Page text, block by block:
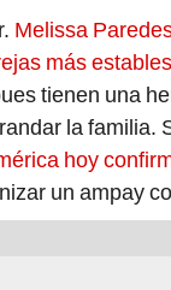
Melissa
más
tienen una
la familia.
hoy
un ampay